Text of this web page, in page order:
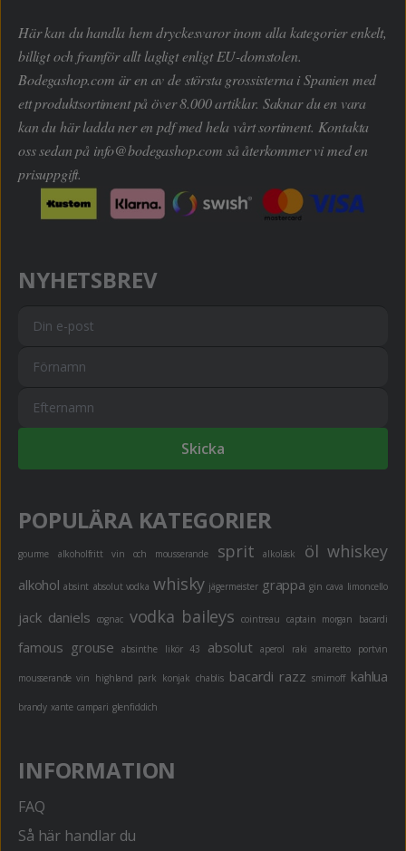
Här kan du handla hem dryckesvaror inom alla kategorier enkelt,
billigt och framför allt lagligt enligt EU-domstolen.
Bodegashop.com är en av de största grossisterna i Spanien med
ett produktsortiment på över 8.000 artiklar. Saknar du en vara
kan du här ladda ner en pdf med hela vårt sortiment. Kontakta
oss sedan på info@bodegashop.com så återkommer vi med en
prisuppgift.
NYHETSBREV
Skicka
POPULÄRA KATEGORIER
gourme alkoholfritt vin och mousserande sprit alkoläsk öl whiskey
alkohol absint absolut vodka whisky jägermeister grappa gin cava limoncello
jack daniels cognac vodka baileys cointreau captain morgan bacardi
famous grouse absinthe likör 43 absolut aperol raki amaretto portvin
mousserande vin highland park konjak chablis bacardi razz smirnoff kahlua
brandy xante campari glenfiddich
INFORMATION
FAQ
Så här handlar du